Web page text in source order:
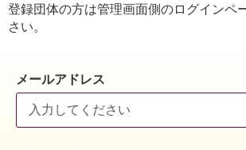
登録団体の方は管理画面側のログインペ
さい。
メールアドレス